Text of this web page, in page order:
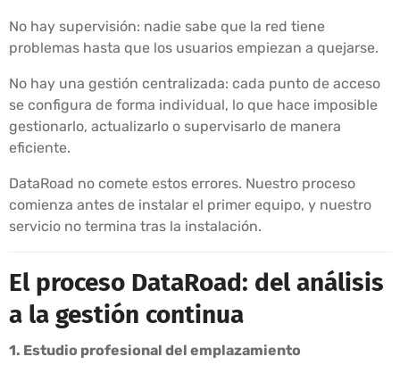
No hay supervisión: nadie sabe que la red tiene
problemas hasta que los usuarios empiezan a quejarse.
No hay una gestión centralizada: cada punto de acceso
se configura de forma individual, lo que hace imposible
gestionarlo, actualizarlo o supervisarlo de manera
eficiente.
DataRoad no comete estos errores. Nuestro proceso
comienza antes de instalar el primer equipo, y nuestro
servicio no termina tras la instalación.
El proceso DataRoad: del análisis
a la gestión continua
1. Estudio profesional del emplazamiento